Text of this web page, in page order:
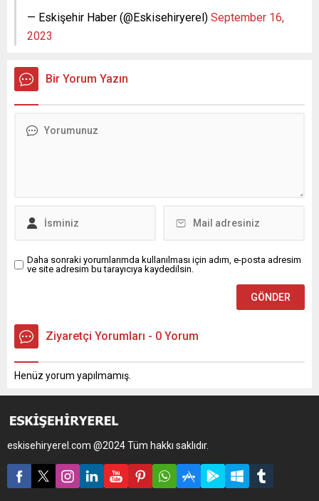
— Eskişehir Haber (@Eskisehiryerel) September 16,
2023
Bir Yorum Yazın
Daha sonraki yorumlarımda kullanılması için adım, e-posta adresim
ve site adresim bu tarayıcıya kaydedilsin.
Ziyaretçi Yorumları - 0 Yorum
Henüz yorum yapılmamış.
eskisehiryerel.com @2024 Tüm hakkı saklıdır.